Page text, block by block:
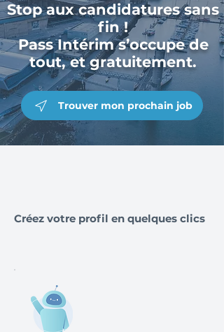
Stop aux candidatures sans
fin !
Pass Intérim s’occupe de
tout, et gratuitement.
Trouver mon prochain job
Créez votre profil en quelques clics